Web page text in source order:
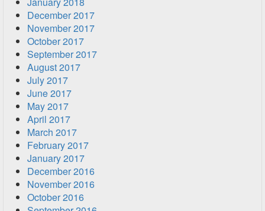
December 2017
November 2017
October 2017
September 2017
August 2017
July 2017
June 2017
May 2017
April 2017
March 2017
February 2017
January 2017
December 2016
November 2016
October 2016